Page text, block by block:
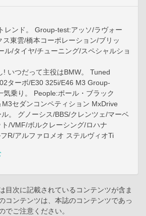
レンド。 Group-test:アッソ/ラヴォー
ス東雲/橋本コーポレーション/ブリッ
ル/タイヤ/チューニング/スペシャルショ
! いつだって主役はBMW。 Tuned
ターボ/E30 325i/E46 M3 Group-
気乗り。 People:ポール・ブラック
セダンコンペティション MxDrive
。 グノーシス/BBS/クレンツェ/マーベ
/VMF/ボルクレーシング/ロハナ
R/アルファロメオ ステルヴィオTi
目次に記載されているコンテンツが含ま
コンテンツは、本誌のコンテンツであっ
でご注意ください。